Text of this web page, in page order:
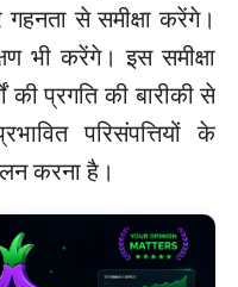
से समीक्षा करेंगे।
भी करेंगे। इस समीक्षा
की प्रगति की बारीकी से
परिसंपत्तियों के
करना है।